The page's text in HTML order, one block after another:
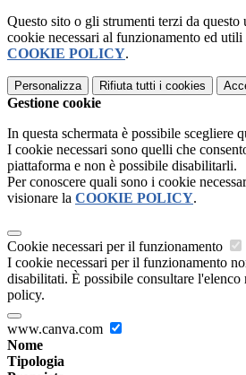
Questo sito o gli strumenti terzi da
cookie necessari al funzionamento ed
COOKIE POLICY.
Personalizza Rifiuta tutti i cookies
Gestione cookie
In questa schermata è possibile scegliere
I cookie necessari sono quelli che
piattaforma e non è possibile disabilitarli.
Per conoscere quali sono i cookie
visionare la COOKIE POLICY.
Cookie necessari per il funzionamento
I cookie necessari per il funzionamento
disabilitati. È possibile consultare
policy.
www.canva.com
Nome
Tipologia